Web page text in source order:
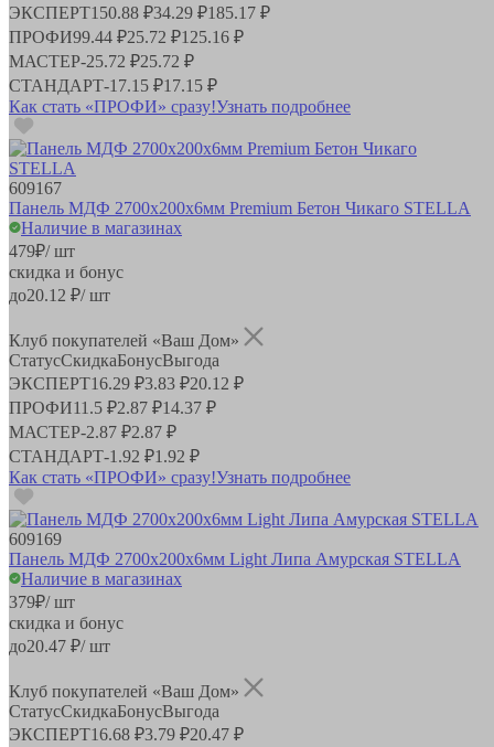
ЭКСПЕРТ150.88 ₽34.29 ₽185.17 ₽
ПРОФИ99.44 ₽25.72 ₽125.16 ₽
МАСТЕР-25.72 ₽25.72 ₽
СТАНДАРТ-17.15 ₽17.15 ₽
Как стать «ПРОФИ» сразу!Узнать подробнее
609167
Панель МДФ 2700х200х6мм Premium Бетон Чикаго STELLA
Наличие в магазинах
479₽/ шт
скидка и бонус
до20.12 ₽/ шт
Клуб покупателей «Ваш Дом»
СтатусСкидкаБонусВыгода
ЭКСПЕРТ16.29 ₽3.83 ₽20.12 ₽
ПРОФИ11.5 ₽2.87 ₽14.37 ₽
МАСТЕР-2.87 ₽2.87 ₽
СТАНДАРТ-1.92 ₽1.92 ₽
Как стать «ПРОФИ» сразу!Узнать подробнее
609169
Панель МДФ 2700х200х6мм Light Липа Амурская STELLA
Наличие в магазинах
379₽/ шт
скидка и бонус
до20.47 ₽/ шт
Клуб покупателей «Ваш Дом»
СтатусСкидкаБонусВыгода
ЭКСПЕРТ16.68 ₽3.79 ₽20.47 ₽